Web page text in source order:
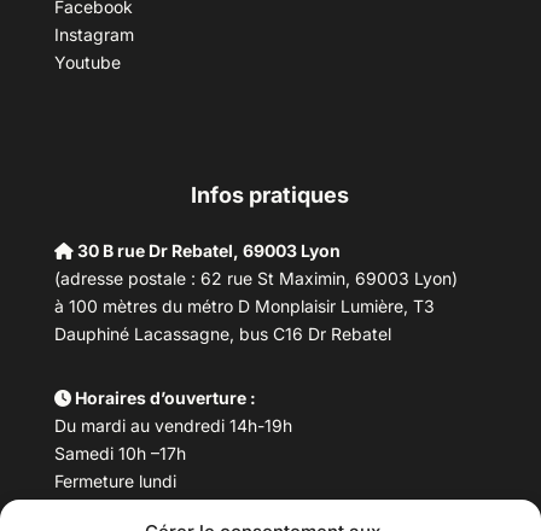
Facebook
Instagram
Youtube
Infos pratiques
30 B rue Dr Rebatel, 69003 Lyon
(adresse postale : 62 rue St Maximin, 69003 Lyon)
à 100 mètres du métro D Monplaisir Lumière, T3
Dauphiné Lacassagne, bus C16 Dr Rebatel
Horaires d’ouverture :
Du mardi au vendredi 14h-19h
Samedi 10h –17h
Fermeture lundi